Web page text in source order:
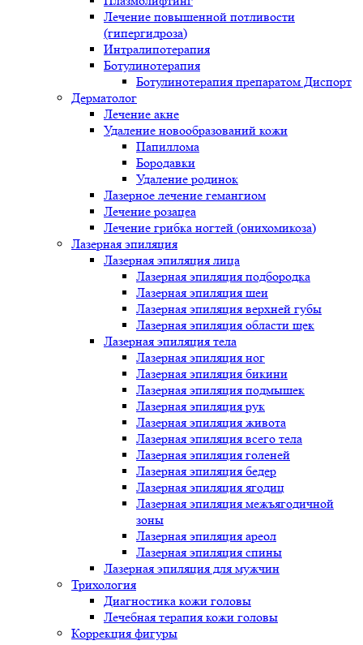
Лечение повышенной потливости
(гипергидроза)
Интралипотерапия
Ботулинотерапия
Ботулинотерапия препаратом Диспорт
Дерматолог
Лечение акне
Удаление новообразований кожи
Папиллома
Бородавки
Удаление родинок
Лазерное лечение гемангиом
Лечение розацеа
Лечение грибка ногтей (онихомикоза)
Лазерная эпиляция
Лазерная эпиляция лица
Лазерная эпиляция подбородка
Лазерная эпиляция шеи
Лазерная эпиляция верхней губы
Лазерная эпиляция области щек
Лазерная эпиляция тела
Лазерная эпиляция ног
Лазерная эпиляция бикини
Лазерная эпиляция подмышек
Лазерная эпиляция рук
Лазерная эпиляция живота
Лазерная эпиляция всего тела
Лазерная эпиляция голеней
Лазерная эпиляция бедер
Лазерная эпиляция ягодиц
Лазерная эпиляция межъягодичной
зоны
Лазерная эпиляция ареол
Лазерная эпиляция спины
Лазерная эпиляция для мужчин
Трихология
Диагностика кожи головы
Лечебная терапия кожи головы
Коррекция фигуры